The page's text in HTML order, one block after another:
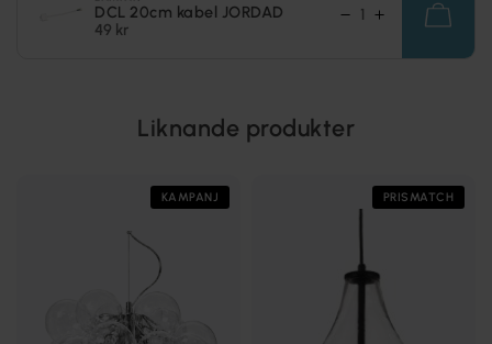
DCL 20cm kabel JORDAD
49 kr
Liknande produkter
KAMPANJ PRISMATCH